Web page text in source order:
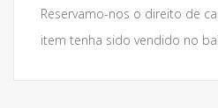
Reservamo-nos o direito de
item tenha sido vendido no